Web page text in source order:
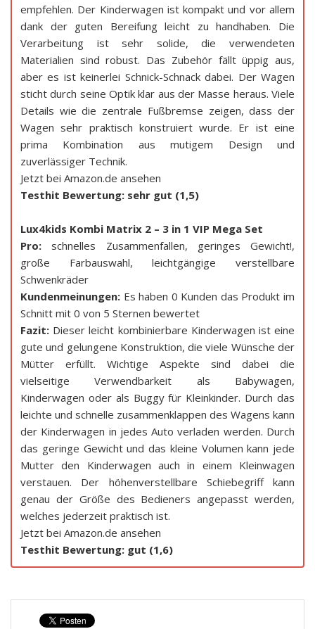
empfehlen. Der Kinderwagen ist kompakt und vor allem
dank der guten Bereifung leicht zu handhaben. Die
Verarbeitung ist sehr solide, die verwendeten
Materialien sind robust. Das Zubehör fällt üppig aus,
aber es ist keinerlei Schnick-Schnack dabei. Der Wagen
sticht durch seine Optik klar aus der Masse heraus. Viele
Details wie die zentrale Fußbremse zeigen, dass der
Wagen sehr praktisch konstruiert wurde. Er ist eine
prima Kombination aus mutigem Design und
zuverlässiger Technik.
Jetzt bei Amazon.de ansehen
Testhit Bewertung: sehr gut (1,5)
Lux4kids Kombi Matrix 2 – 3 in 1 VIP Mega Set
Pro: schnelles Zusammenfallen, geringes Gewicht!,
große Farbauswahl, leichtgängige verstellbare
Schwenkräder
Kundenmeinungen: Es haben 0 Kunden das Produkt im
Schnitt mit 0 von 5 Sternen bewertet
Fazit: Dieser leicht kombinierbare Kinderwagen ist eine
gute und gelungene Konstruktion, die viele Wünsche der
Mütter erfüllt. Wichtige Aspekte sind dabei die
vielseitige Verwendbarkeit als Babywagen,
Kinderwagen oder als Buggy für Kleinkinder. Durch das
leichte und schnelle zusammenklappen des Wagens kann
der Kinderwagen in jedes Auto verladen werden. Durch
das geringe Gewicht und das kleine Volumen kann jede
Mutter den Kinderwagen auch in einem Kleinwagen
verstauen. Der höhenverstellbare Schiebegriff kann
genau der Größe des Bedieners angepasst werden,
welches jederzeit praktisch ist.
Jetzt bei Amazon.de ansehen
Testhit Bewertung: gut (1,6)